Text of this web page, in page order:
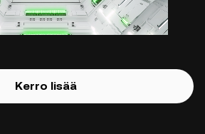
Kerro lisää